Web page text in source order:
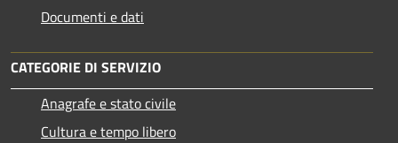
Documenti e dati
CATEGORIE DI SERVIZIO
Anagrafe e stato civile
Cultura e tempo libero